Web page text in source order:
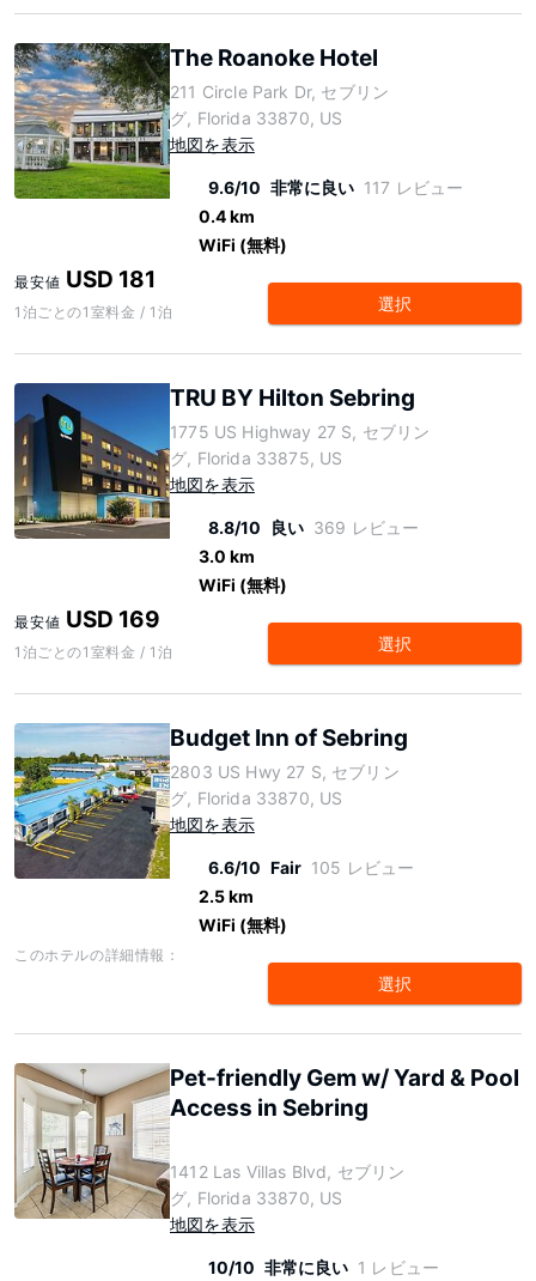
The Roanoke Hotel
211 Circle Park Dr, セブリン
グ, Florida 33870, US
地図を表示
9.6/10 非常に良い 117 レビュー
0.4 km
WiFi (無料)
最安値 USD 181
1泊ごとの1室料金 / 1泊 選択
TRU BY Hilton Sebring
1775 US Highway 27 S, セブリン
グ, Florida 33875, US
地図を表示
8.8/10 良い 369 レビュー
3.0 km
WiFi (無料)
最安値 USD 169
1泊ごとの1室料金 / 1泊 選択
Budget Inn of Sebring
2803 US Hwy 27 S, セブリン
グ, Florida 33870, US
地図を表示
6.6/10 Fair 105 レビュー
2.5 km
WiFi (無料)
このホテルの詳細情報：
選択
Pet-friendly Gem w/ Yard & Pool
Access in Sebring
1412 Las Villas Blvd, セブリン
グ, Florida 33870, US
地図を表示
10/10 非常に良い 1 レビュー